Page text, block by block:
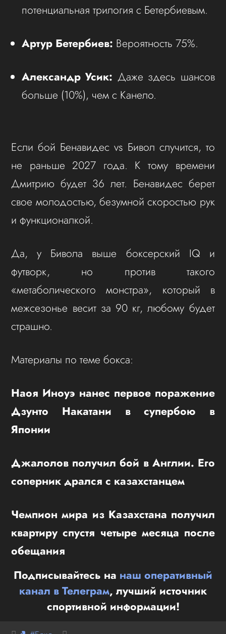
потенциальная трилогия с Бетербиевым.
Артур Бетербиев: Вероятность 75%.
Александр Усик: Даже здесь шансов
больше (10%), чем с Канело.
Если бой Бенавидес vs Бивол случится, то
не раньше 2027 года. К тому времени
Дмитрию будет 36 лет. Бенавидес берет
свое молодостью, безумной скоростью рук
и функционалкой.
Да, у Бивола выше боксерский IQ и
футворк, но против такого
«метаболического монстра», который в
межсезонье весит за 90 кг, любому будет
страшно.
Материалы по теме бокса:
Наоя Иноуэ нанес первое поражение
Дзунто Накатани в супербою в
Японии
Джалолов получил бой в Англии. Его
соперник дрался с казахстанцем
Чемпион мира из Казахстана получил
квартиру спустя четыре месяца после
обещания
Подписывайтесь на наш оперативный
канал в Телеграм, лучший источник
спортивной информации!